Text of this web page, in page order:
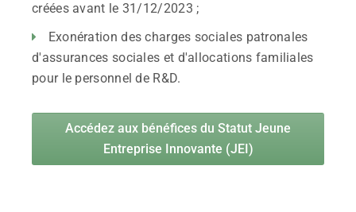
créées avant le 31/12/2023 ;
Exonération des charges sociales patronales
d'assurances sociales et d'allocations familiales
pour le personnel de R&D.
Accédez aux bénéfices du Statut Jeune
Entreprise Innovante (JEI)